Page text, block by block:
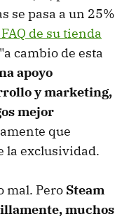
se pasa a un 25%
de su tienda
cambio de esta
apoyo
y marketing,
mejor
que
la exclusividad.
mal. Pero Steam
muchos